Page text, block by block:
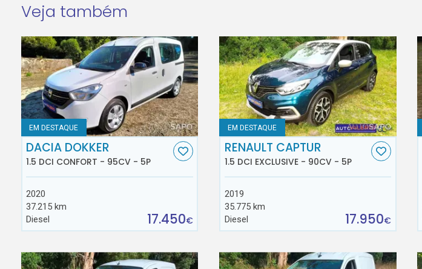
Veja também
EM DESTAQUE
DACIA DOKKER
1.5 DCI CONFORT - 95CV - 5P
2020
37.215 km
Diesel
17.450€
EM DESTAQUE
RENAULT CAPTUR
1.5 DCI EXCLUSIVE - 90CV - 5P
2019
35.775 km
Diesel
17.950€